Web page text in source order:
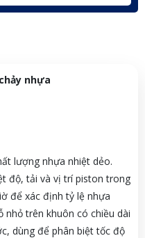
nhựa
lượng nhựa nhiệt dẻo.
độ, tải và vị trí piston trong
để xác định tỷ lệ nhựa
nhỏ trên khuôn có chiều dài
dùng để phân biệt tốc độ